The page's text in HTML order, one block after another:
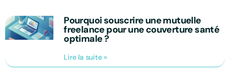
Pourquoi souscrire une mutuelle
freelance pour une couverture santé
optimale ?
Lire la suite »